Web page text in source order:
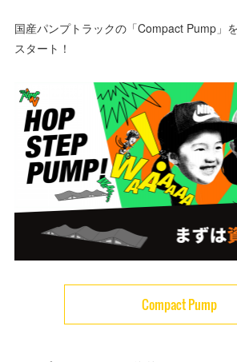
国産パンプトラックの「Compact Pump」
スタート！
Compact Pump